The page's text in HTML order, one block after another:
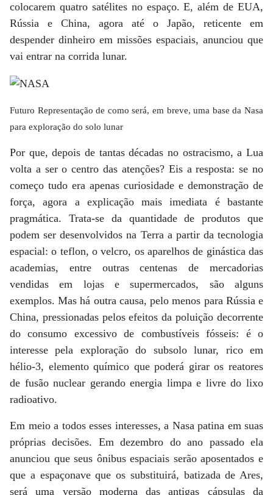
colocarem quatro satélites no espaço. E, além de EUA,
Rússia e China, agora até o Japão, reticente em
despender dinheiro em missões espaciais, anunciou que
vai entrar na corrida lunar.
Futuro Representação de como será, em breve, uma base da Nasa
para exploração do solo lunar
Por que, depois de tantas décadas no ostracismo, a Lua
volta a ser o centro das atenções? Eis a resposta: se no
começo tudo era apenas curiosidade e demonstração de
força, agora a explicação mais imediata é bastante
pragmática. Trata-se da quantidade de produtos que
podem ser desenvolvidos na Terra a partir da tecnologia
espacial: o teflon, o velcro, os aparelhos de ginástica das
academias, entre outras centenas de mercadorias
vendidas em lojas e supermercados, são alguns
exemplos. Mas há outra causa, pelo menos para Rússia e
China, pressionadas pelos efeitos da poluição decorrente
do consumo excessivo de combustíveis fósseis: é o
interesse pela exploração do subsolo lunar, rico em
hélio-3, elemento químico que poderá girar os reatores
de fusão nuclear gerando energia limpa e livre do lixo
radioativo.
Em meio a todos esses interesses, a Nasa patina em suas
próprias decisões. Em dezembro do ano passado ela
anunciou que seus ônibus espaciais serão aposentados e
que a espaçonave que os substituirá, batizada de Ares,
será uma versão moderna das antigas cápsulas da